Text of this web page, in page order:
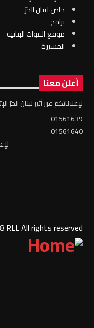
خاص لبنان الحرّ
برامج
موقع القوات البنانية
المسيرة
أعلن معنا
لإعلاناتكم عبر أثير لبنان الحرّ
01561639
01561640
RLL All rights reserved